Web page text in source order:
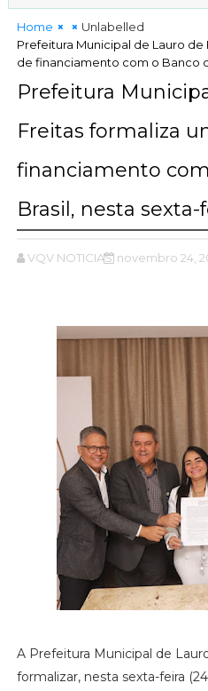
Home
Unlabelled
Prefeitura Municipal de Lauro
de financiamento com o Banco
Prefeitura
Freitas formaliza
financiamento
Brasil, nesta sexta-
VQV NOTICIAS novembro 24,
A Prefeitura Municipal de
formalizar, nesta sexta-feira